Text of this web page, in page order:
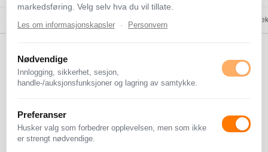
markedsføring. Velg selv hva du vil tillate.
Les om informasjonskapsler · Personvern
Nødvendige
Innlogging, sikkerhet, sesjon,
handle-/auksjonsfunksjoner og lagring av samtykke.
Preferanser
Husker valg som forbedrer opplevelsen, men som ikke
er strengt nødvendige.
Frimerker Spill og Spillkonsoll
Smykker & Bestikk
Smykker & Bestikk
Slutter snart
VISER ALLE 2 RESULTATER